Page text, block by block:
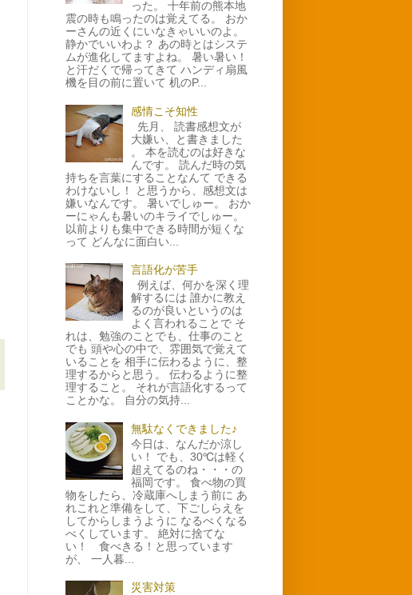
った。 十年前の熊本地
震の時も鳴ったのは覚えてる。 おか
ーさんの近くにいなきゃいいのよ。
静かでいいわよ？ あの時とはシステ
ムが進化してますよね。 暑い暑い！
と汗だくで帰ってきて ハンディ扇風
機を目の前に置いて 机のP...
感情こそ知性
先月、 読書感想文が
大嫌い、と書きました
。 本を読むのは好きな
んです。 読んだ時の気
持ちを言葉にすることなんて できる
わけないし！ と思うから、感想文は
嫌いなんです。 暑いでしゅー。 おか
ーにゃんも暑いのキライでしゅー。
以前よりも集中できる時間が短くな
って どんなに面白い...
言語化が苦手
例えば、何かを深く理
解するには 誰かに教え
るのが良いというのは
よく言われることで そ
れは、勉強のことでも、仕事のこと
でも 頭や心の中で、雰囲気で覚えて
いることを 相手に伝わるように、整
理するからと思う。 伝わるように整
理すること。 それが言語化するって
ことかな。 自分の気持...
無駄なくできました♪
今日は、なんだか涼し
い！ でも、30℃は軽く
超えてるのね・・・の
福岡です。 食べ物の買
物をしたら、冷蔵庫へしまう前に あ
れこれと準備をして、下ごしらえを
してからしまうように なるべくなる
べくしています。 絶対に捨てな
い！ 食べきる！と思っています
が、 一人暮...
災害対策